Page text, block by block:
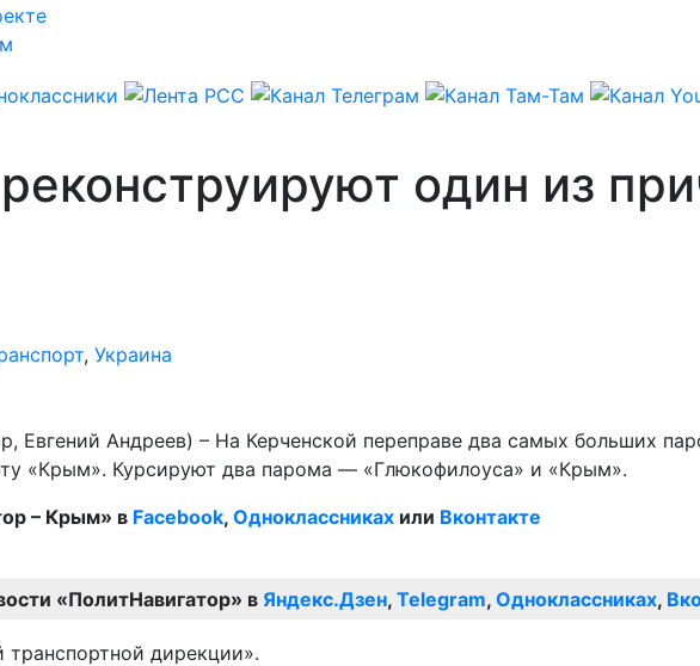
один из
, Украина
Евгений Андреев) – На Керченской переправе два самых больших
«Крым». Курсируют два парома — «Глюкофилоуса» и «Крым».
– Крым» в Facebook, Одноклассниках или Вконтакте
«ПолитНавигатор» в Яндекс.Дзен, Telegram, Одноклассниках,
дирекции».